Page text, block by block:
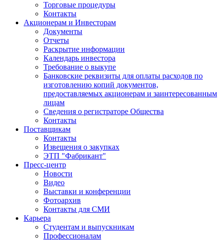
Торговые процедуры
Контакты
Акционерам и Инвесторам
Документы
Отчеты
Раскрытие информации
Календарь инвестора
Требование о выкупе
Банковские реквизиты для оплаты расходов по
изготовлению копий документов,
предоставляемых акционерам и заинтересованным
лицам
Сведения о регистраторе Общества
Контакты
Поставщикам
Контакты
Извещения о закупках
ЭТП "Фабрикант"
Пресс-центр
Новости
Видео
Выставки и конференции
Фотоархив
Контакты для СМИ
Карьера
Студентам и выпускникам
Профессионалам